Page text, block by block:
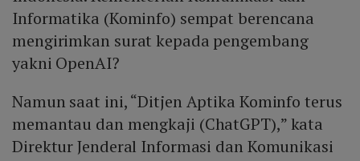
Informatika (Kominfo) sempat berencana
mengirimkan surat kepada pengembang
yakni OpenAI?
Namun saat ini, “Ditjen Aptika Kominfo terus
memantau dan mengkaji (ChatGPT),” kata
Direktur Jenderal Informasi dan Komunikasi